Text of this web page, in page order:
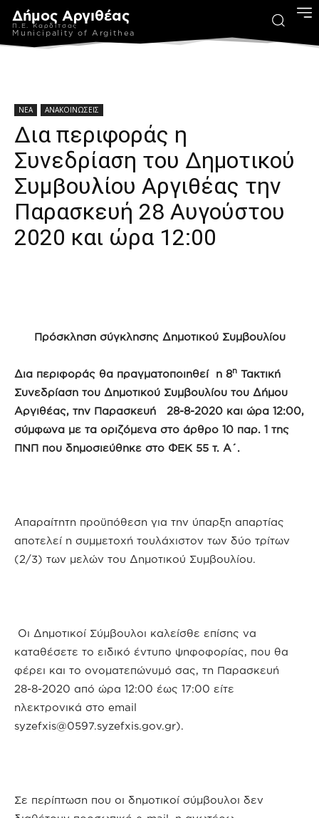
Δήμος Αργιθέας
Π.Ε. Καρδίτσας
Municipality of Argithea
ΝΕΑ ΑΝΑΚΟΙΝΩΣΕΙΣ
Δια περιφοράς η
Συνεδρίαση του Δημοτικού
Συμβουλίου Αργιθέας την
Παρασκευή 28 Αυγούστου
2020 και ώρα 12:00
Πρόσκληση σύγκλησης Δημοτικού Συμβουλίου
Δια περιφοράς θα πραγματοποιηθεί η 8η Τακτική
Συνεδρίαση του Δημοτικού Συμβουλίου του Δήμου
Αργιθέας, την Παρασκευή 28-8-2020 και ώρα 12:00,
σύμφωνα με τα οριζόμενα στο άρθρο 10 παρ. 1 της
ΠΝΠ που δημοσιεύθηκε στο ΦΕΚ 55 τ. Α΄.
Απαραίτητη προϋπόθεση για την ύπαρξη απαρτίας
αποτελεί η συμμετοχή τουλάχιστον των δύο τρίτων
(2/3) των μελών του Δημοτικού Συμβουλίου.
Οι Δημοτικοί Σύμβουλοι καλείσθε επίσης να
καταθέσετε το ειδικό έντυπο ψηφοφορίας, που θα
φέρει και το ονοματεπώνυμό σας, τη Παρασκευή
28-8-2020 από ώρα 12:00 έως 17:00 είτε
ηλεκτρονικά στο email
syzefxis@0597.syzefxis.gov.gr).
Σε περίπτωση που οι δημοτικοί σύμβουλοι δεν